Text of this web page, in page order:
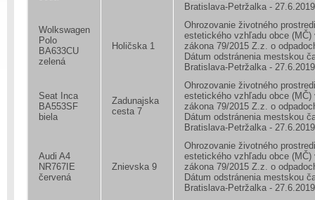
Bratislava-Petržalka - 27.6.2019
Wolkswagen
Polo
BA633CU
zelená
Holičska 1
Ohrozovanie životného
estetického vzhľadu obce (MČ)
zákona 79/2015 Z.z. o
Dátum odstránenia mestskou
Bratislava-Petržalka - 27.6.2019
Seat Inca
BA553SF
biela
Zadunajska
cesta 7
Ohrozovanie životného
estetického vzhľadu obce (MČ)
zákona 79/2015 Z.z. o
Dátum odstránenia mestskou
Bratislava-Petržalka - 27.6.2019
Audi A4
NR767IE
červená
Znievska 9
Ohrozovanie životného
estetického vzhľadu obce (MČ)
zákona 79/2015 Z.z. o
Dátum odstránenia mestskou
Bratislava-Petržalka - 27.6.2019